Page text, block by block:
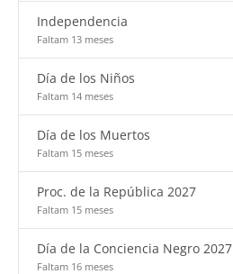
Independencia
Faltam 13 meses
Día de los Niños
Faltam 14 meses
Día de los Muertos
Faltam 15 meses
Proc. de la República 2027
Faltam 15 meses
Día de la Conciencia Negro 2027
Faltam 16 meses